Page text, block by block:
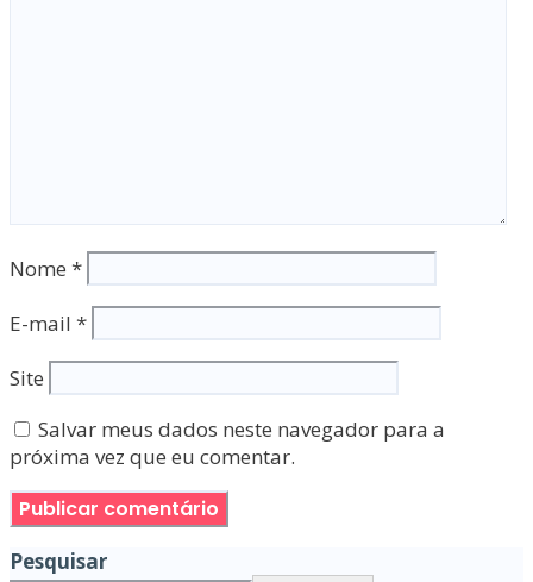
Nome *
E-mail *
Site
Salvar meus dados neste navegador para a
próxima vez que eu comentar.
Pesquisar